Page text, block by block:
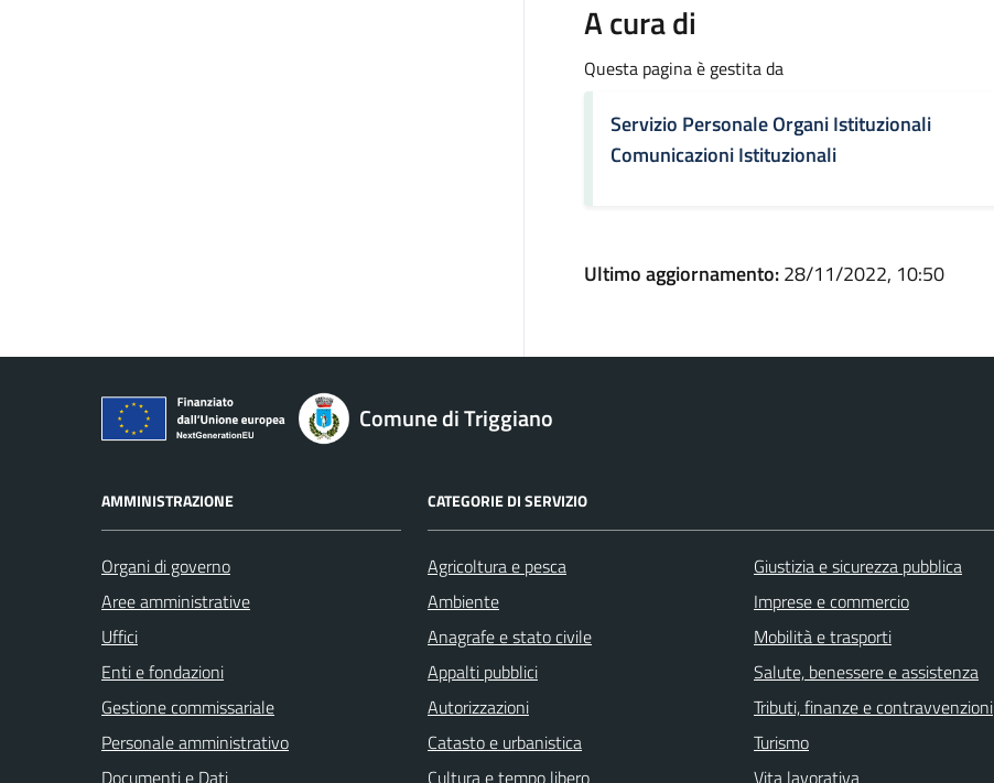
A cura di
Questa pagina è gestita da
Servizio Personale Organi Istituzionali
Comunicazioni Istituzionali
Ultimo aggiornamento:28/11/2022, 10:50
Comune di Triggiano
AMMINISTRAZIONE
Organi di governo
Aree amministrative
Uffici
Enti e fondazioni
Gestione commissariale
Personale amministrativo
Documenti e Dati
CATEGORIE DI SERVIZIO
Agricoltura e pesca
Ambiente
Anagrafe e stato civile
Appalti pubblici
Autorizzazioni
Catasto e urbanistica
Cultura e tempo libero
Giustizia e sicurezza pubblica
Imprese e commercio
Mobilità e trasporti
Salute, benessere e assistenza
Tributi, finanze e contravvenzioni
Turismo
Vita lavorativa